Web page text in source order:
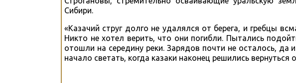
Сибири.
«Казачий струг долго не удалялся от берега, и гребцы
Никто не хотел верить, что они погибли. Пытались
отошли на середину реки. Зарядов почти не осталось,
начало светать, когда казаки наконец решились